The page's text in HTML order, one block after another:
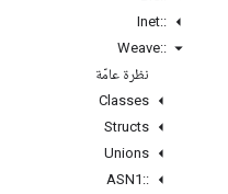
::
Inet
::
Weave
نظرة عامّة
Classes
Structs
Unions
::
ASN1